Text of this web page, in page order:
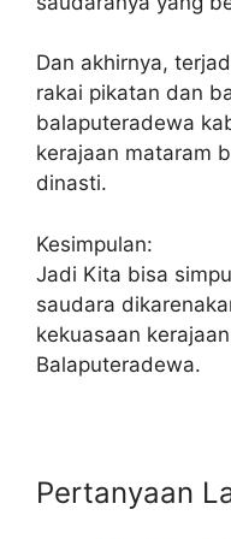
Dan akhirnya,
rakai pikatan dan
balaputeradewa
kerajaan mataram
dinasti.
Kesimpulan:
Jadi Kita bisa
saudara
kekuasaan
Balaputeradewa.
Pertanyaan